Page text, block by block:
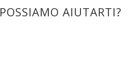
AIUTARTI?